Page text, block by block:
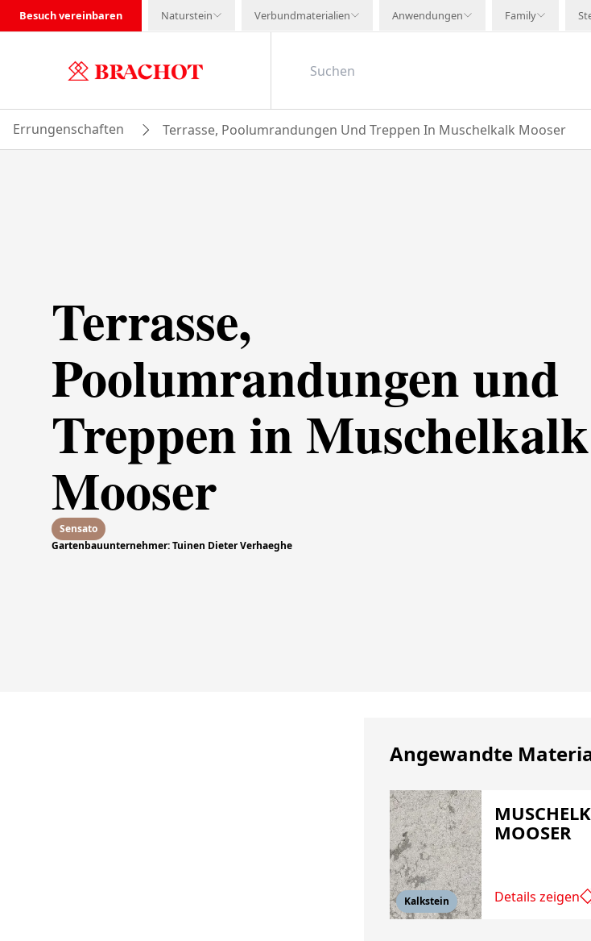
Besuch vereinbaren Naturstein Verbundmaterialien Anwendungen Family
Errungenschaften Terrasse, Poolumrandungen Und Treppen In Muschelkalk Mooser
Terrasse,
Poolumrandungen und
Treppen in Muschelkalk
Mooser
Sensato
Gartenbauunternehmer: Tuinen Dieter Verhaeghe
Angewandte
Kalkstein
MOOSER
Details zeigen